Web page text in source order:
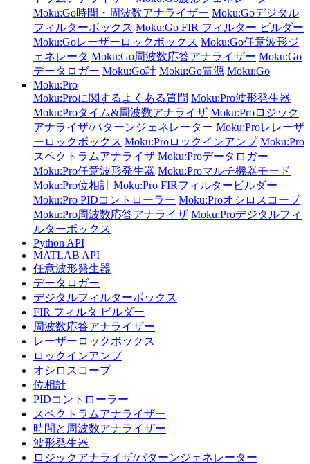
Moku:Go時間・周波数アナライザー Moku:Goデジタル
フィルターボックス Moku:Go FIR フィルター ビルダー
Moku:Goレーザーロックボックス Moku:Go任意波形ジ
ェネレータ Moku:Go周波数応答アナライザー Moku:Go
データロガー Moku:Go計 Moku:Go電源 Moku:Go
Moku:Pro
Moku:Proに関するよくある質問 Moku:Pro波形発生器
Moku:Proタイム&周波数アナライザ Moku:Proロジック
アナライザ/パターンジェネレーター Moku:Proレレーザ
ーロックボックス Moku:Proロックインアンプ Moku:Pro
スペクトラムアナライザ Moku:Proデータロガー
Moku:Pro任意波形発生器 Moku:Proマルチ機器モード
Moku:Pro位相計 Moku:Pro FIRフィルタービルダー
Moku:Pro PIDコントローラー Moku:Proオシロスコープ
Moku:Pro周波数応答アナライザ Moku:Proデジタルフィ
ルターボックス
Python API
MATLAB API
任意波形発生器
データロガー
デジタルフィルターボックス
FIR フィルタ ビルダー
周波数応答アナライザー
レーザーロックボックス
ロックインアンプ
オシロスコープ
位相計
PIDコントローラー
スペクトラムアナライザー
時間と周波数アナライザー
波形発生器
ロジックアナライザ/パターンジェネレーター